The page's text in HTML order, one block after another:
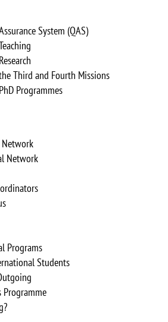
System (QAS)
Third and Fourth Missions
Programmes
Network
Network
Programs
Students